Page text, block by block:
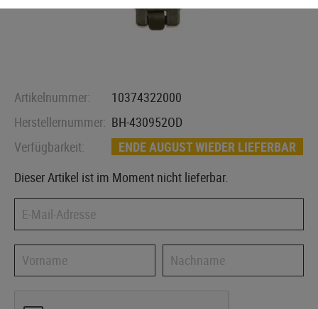
Artikelnummer:
10374322000
Herstellernummer: BH-430952OD
Verfügbarkeit:
ENDE AUGUST WIEDER LIEFERBAR
Dieser Artikel ist im Moment nicht lieferbar.